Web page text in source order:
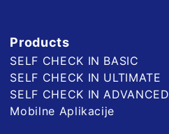
Products
SELF CHECK IN BASIC
SELF CHECK IN ULTIMATE
SELF CHECK IN ADVANCED
Mobilne Aplikacije